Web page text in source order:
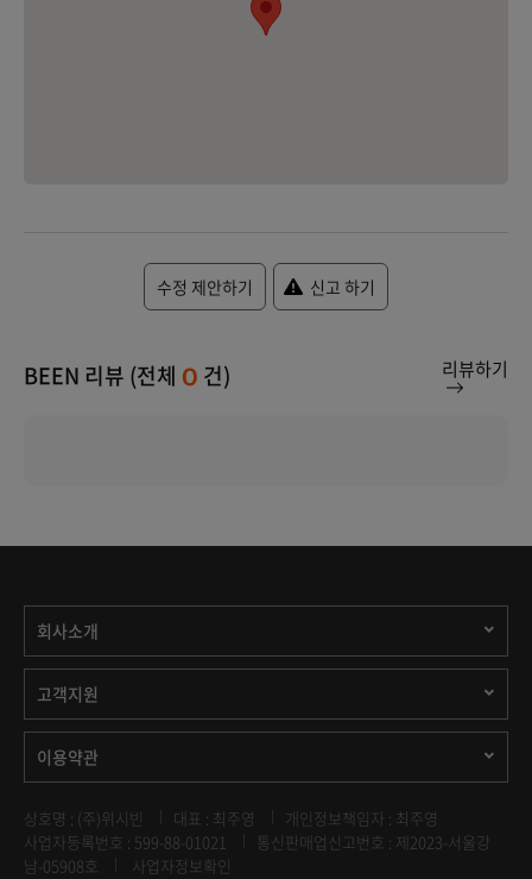
수정 제안하기 신고 하기
BEEN 리뷰 (전체 0 건) 리뷰하기
회사소개
고객지원
이용약관
상호명 : (주)위시빈 대표 : 최주영
개인정보책임자 : 최주영
사업자등록번호 : 599-88-01021
통신판매업신고번호 : 제2023-서울강
남-05908호
사업자정보확인